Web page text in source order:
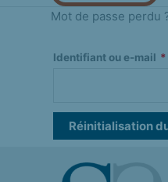
Mot de passe perdu
Identifiant ou e-mail *
Réinitialisation